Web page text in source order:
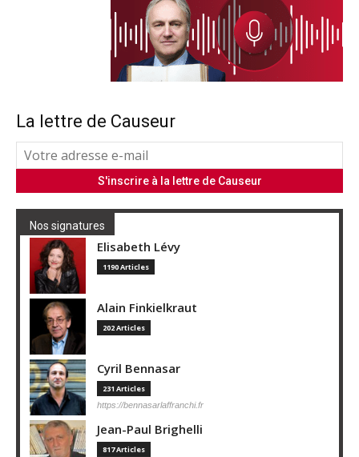
La lettre de Causeur
Nos signatures
Elisabeth Lévy
1190 Articles
Alain Finkielkraut
202 Articles
Cyril Bennasar
231 Articles
https://bennasarlaffranchi.fr
Jean-Paul Brighelli
817 Articles